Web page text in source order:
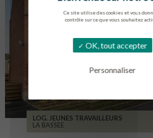
Ce site utilise des cookies et vous
contrôle sur ce que vous souhaitez
OK, tout accepter
Personnaliser
LOG. JEUNES TRAVAILLEURS
LA BASSEE